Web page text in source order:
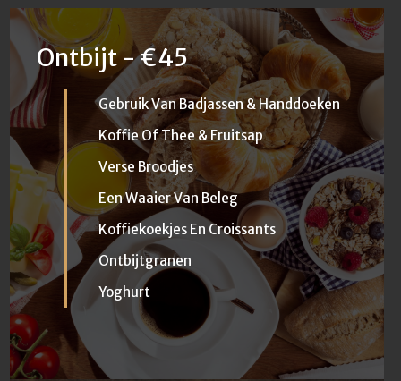
Ontbijt - €45
Gebruik Van Badjassen & Handdoeken
Koffie Of Thee & Fruitsap
Verse Broodjes
Een Waaier Van Beleg
Koffiekoekjes En Croissants
Ontbijtgranen
Yoghurt